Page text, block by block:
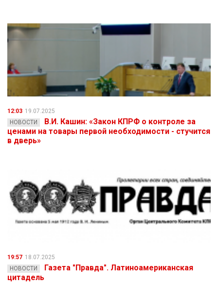
12:03 19.07.2025
НОВОСТИ
В.И. Кашин: «Закон КПРФ о контроле за
ценами на товары первой необходимости - стучится
в дверь»
19:57 18.07.2025
НОВОСТИ
Газета "Правда". Латиноамериканская
цитадель